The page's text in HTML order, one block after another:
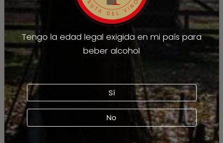
Tengo la edad legal exigida en mi país para
beber alcohol
Sí
No
¿Cómo llegar?
Ver detalle